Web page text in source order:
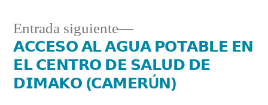
Entrada siguiente
𝗔𝗖𝗖𝗘𝗦𝗢 𝗔𝗟 𝗔𝗚𝗨𝗔 𝗣𝗢𝗧𝗔𝗕𝗟𝗘 𝗘𝗡
𝗘𝗟 𝗖𝗘𝗡𝗧𝗥𝗢 𝗗𝗘 𝗦𝗔𝗟𝗨𝗗 𝗗𝗘
𝗗𝗜𝗠𝗔𝗞𝗢 (𝗖𝗔𝗠𝗘𝗥Ú𝗡)